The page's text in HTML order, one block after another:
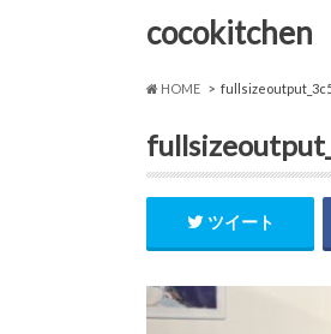
cocokitchen
HOME
ツイート